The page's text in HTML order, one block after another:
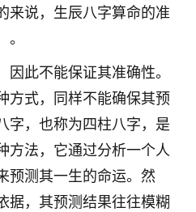
来说，生辰八字算命的准
此不能保证其准确性。
方式，同样不能确保其预
字，也称为四柱八字，是
方法，它通过分析一个人
预测其一生的命运。然
据，其预测结果往往模糊
老师聊过之后，最大的感
变好，万般皆是命，半点
9
没有人给个联系方式的啊？
：gjsy0624